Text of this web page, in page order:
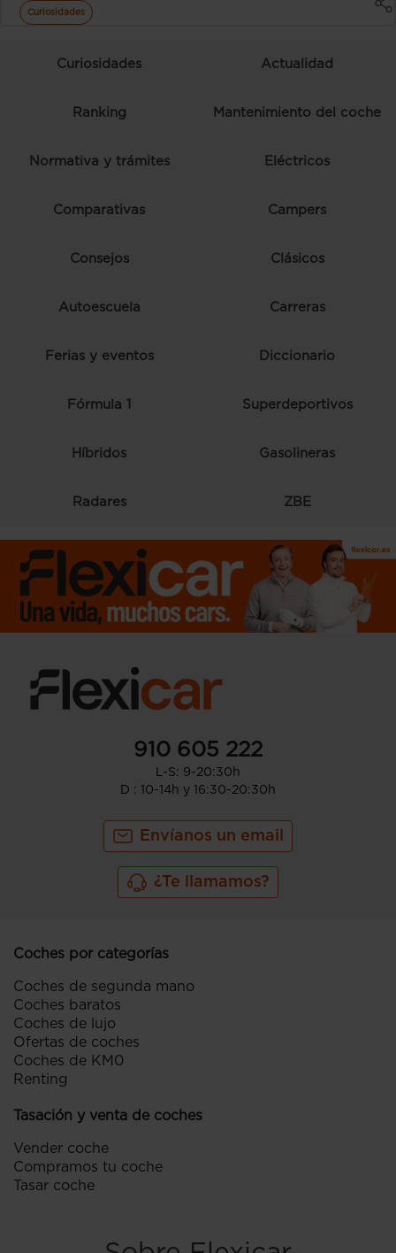
Curiosidades
Curiosidades Actualidad
Ranking Mantenimiento del coche
Normativa y trámites Eléctricos
Comparativas Campers
Consejos Clásicos
Autoescuela Carreras
Ferias y eventos Diccionario
Fórmula 1 Superdeportivos
Híbridos Gasolineras
Radares ZBE
910 605 222
L-S: 9-20:30h
D : 10-14h y 16:30-20:30h
Envíanos un email
¿Te llamamos?
Coches por categorías
Coches de segunda mano
Coches baratos
Coches de lujo
Ofertas de coches
Coches de KM0
Renting
Tasación y venta de coches
Vender coche
Compramos tu coche
Tasar coche